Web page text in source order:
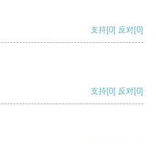
支持[0] 反对[0]
支持[0] 反对[0]